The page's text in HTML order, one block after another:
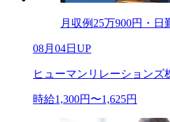
月収例25万900円・日
08月04日UP
ヒューマンリレーションズ
時給1,300円〜1,625円